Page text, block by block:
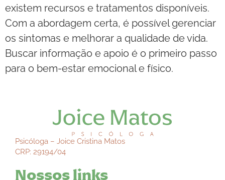
existem recursos e tratamentos disponíveis.
Com a abordagem certa, é possível gerenciar
os sintomas e melhorar a qualidade de vida.
Buscar informação e apoio é o primeiro passo
para o bem-estar emocional e físico.
Psicóloga – Joice Cristina Matos
CRP: 29194/04
Nossos links